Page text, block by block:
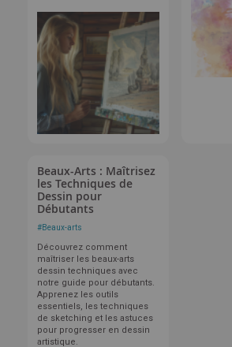
Beaux-Arts : Maîtrisez
les Techniques de
Dessin pour
Débutants
#Beaux-arts
Découvrez comment
maîtriser les beaux-arts
dessin techniques avec
notre guide pour débutants.
Apprenez les outils
essentiels, les techniques
de sketching et les astuces
pour progresser en dessin
artistique.